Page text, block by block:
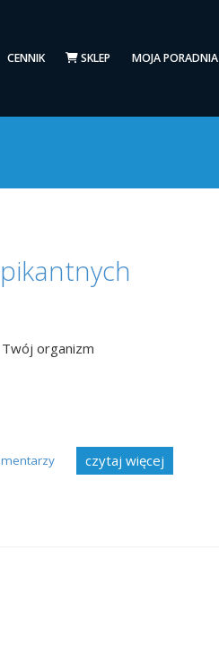
CENNIK SKLEP MOJA PORADNIA
organizm
czytaj więcej